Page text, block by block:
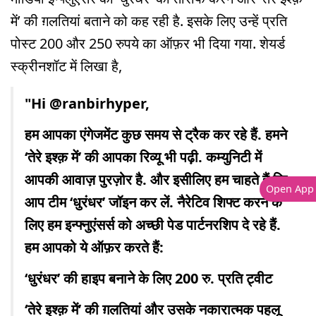
में’ की ग़लतियां बताने को कह रही है. इसके लिए उन्हें प्रति
पोस्ट 200 और 250 रुपये का ऑफ़र भी दिया गया. शेयर्ड
स्क्रीनशॉट में लिखा है,
"Hi @ranbirhyper,
हम आपका एंगेजमेंट कुछ समय से ट्रैक कर रहे हैं. हमने
‘तेरे इश्क़ में’ की आपका रिव्यू भी पढ़ी. कम्युनिटी में
आपकी आवाज़ पुरज़ोर है. और इसीलिए हम चाहते हैं कि
आप टीम ‘धुरंधर’ जॉइन कर लें. नैरेटिव शिफ्ट करने के
लिए हम इन्फ्नुएंसर्स को अच्छी पेड पार्टनर‍शिप दे रहे हैं.
हम आपको ये ऑफ़र करते हैं:
‘धुरंधर’ की हाइप बनाने के लिए 200 रु. प्रति ट्वीट
‘तेरे इश्क़ में’ की ग़लतियां और उसके नकारात्मक पहलू
Open App